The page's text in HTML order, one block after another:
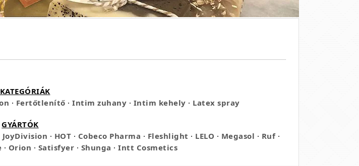
· Fertőtlenítő · Intim zuhany · Intim kehely · Latex spray
GYÁRTÓK
JoyDivision · HOT · Cobeco Pharma · Fleshlight · LELO · Megasol · Ruf ·
· Orion · Satisfyer · Shunga · Intt Cosmetics